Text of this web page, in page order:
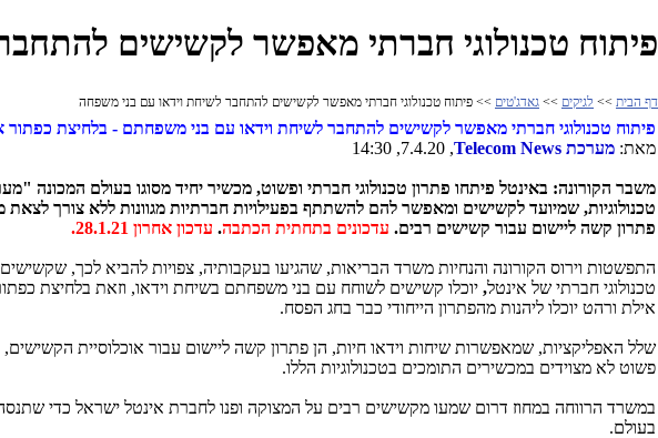
פיתוח טכנולוגי חברתי מאפשר לקשישים
דף הבית >> לגיקים >> גאדג'טים >> פיתוח טכנולוגי חברתי מאפשר לקשישים להתחבר לשיחת וידאו עם בני משפחה
פיתוח טכנולוגי חברתי מאפשר לקשישים להתחבר לשיחת וידאו עם בני משפחתם - בלחיצת
מאת: מערכת Telecom News
, 7.4.20, 14:30
משבר הקורונה: באינטל פיתחו פתרון טכנולוגי חברתי ופשוט, מכשיר יחיד מסוגו בעולם המכונה
טכנולוגיות, שמיועד לקשישים ומאפשר להם להשתתף בפעילויות חברתיות מגוונות ללא צורך לצאת
פתרון קשה ליישום עבור קשישים רבים. עדכונים בתחתית הכתבה. עדכון אחרון 28.1.21.
התפשטות וירוס הקורונה והנחיות משרד הבריאות, שהגיעו בעקבותיה, צפויות להביא לכך,
טכנולוגי חברתי של אינטל,
אילת ורהט יוכלו ליהנות מהפתרון הייחודי כבר בחג הפסח.
שלל האפליקציות, שמאפשרות שיחות וידאו חיות, הן פתרון קשה ליישום עבור אוכלוסיית
פשוט לא מצוידים במכשירים התומכים בטכנולוגיות הללו.
במשרד הרווחה במחוז דרום שמעו מקשישים רבים על המצוקה ופנו לחברת אינטל ישראל כדי
בעולם.